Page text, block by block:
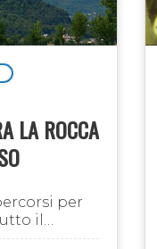
LA ROCCA
per
il
storia,